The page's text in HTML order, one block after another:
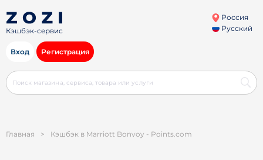
Кэшбэк-сервис
Россия
Русский
Вход Регистрация
Главная > Кэшбэк в Marriott Bonvoy - Points.com